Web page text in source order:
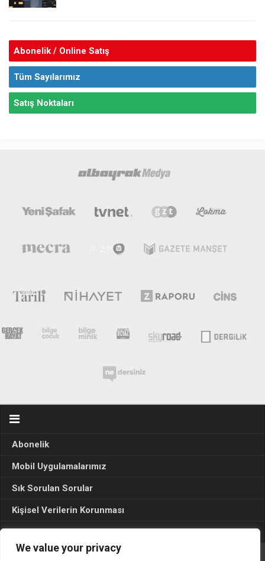
We value your privacy
Abonelik / Online Satış
Tüm Sayılarımız
Satış Noktaları
Abonelik
Mobil Uygulamalarımız
Sık Sorulan Sorular
Kişisel Verilerin Korunması
Seçim Sonuçları 2024